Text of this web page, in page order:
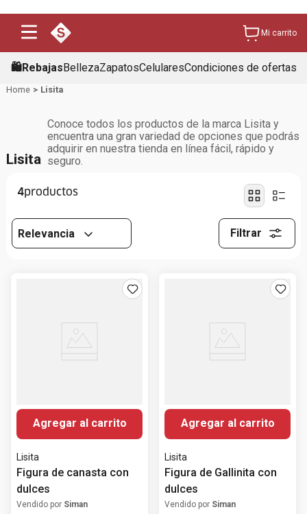
Mi carrito
🛍️RebajasBellezaZapatosCelularesCondiciones de ofertas
Lisita
Lisita
Conoce todos los productos de la marca Lisita y
encuentra una gran variedad de opciones que podrás
adquirir en nuestra tienda en línea fácil, rápido y
seguro.
4
Relevancia Filtrar
Agregar al carrito
Lisita
Figura de canasta con
dulces
Vendido por Siman
Agregar al carrito
Lisita
Figura de Gallinita con
dulces
Vendido por Siman